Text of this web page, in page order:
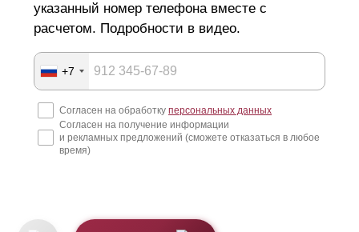
указанный номер телефона вместе с
расчетом. Подробности в видео.
+7
Согласен на обработку персональных данных
Согласен на получение информации
и рекламных предложений (сможете отказаться в любое
время)